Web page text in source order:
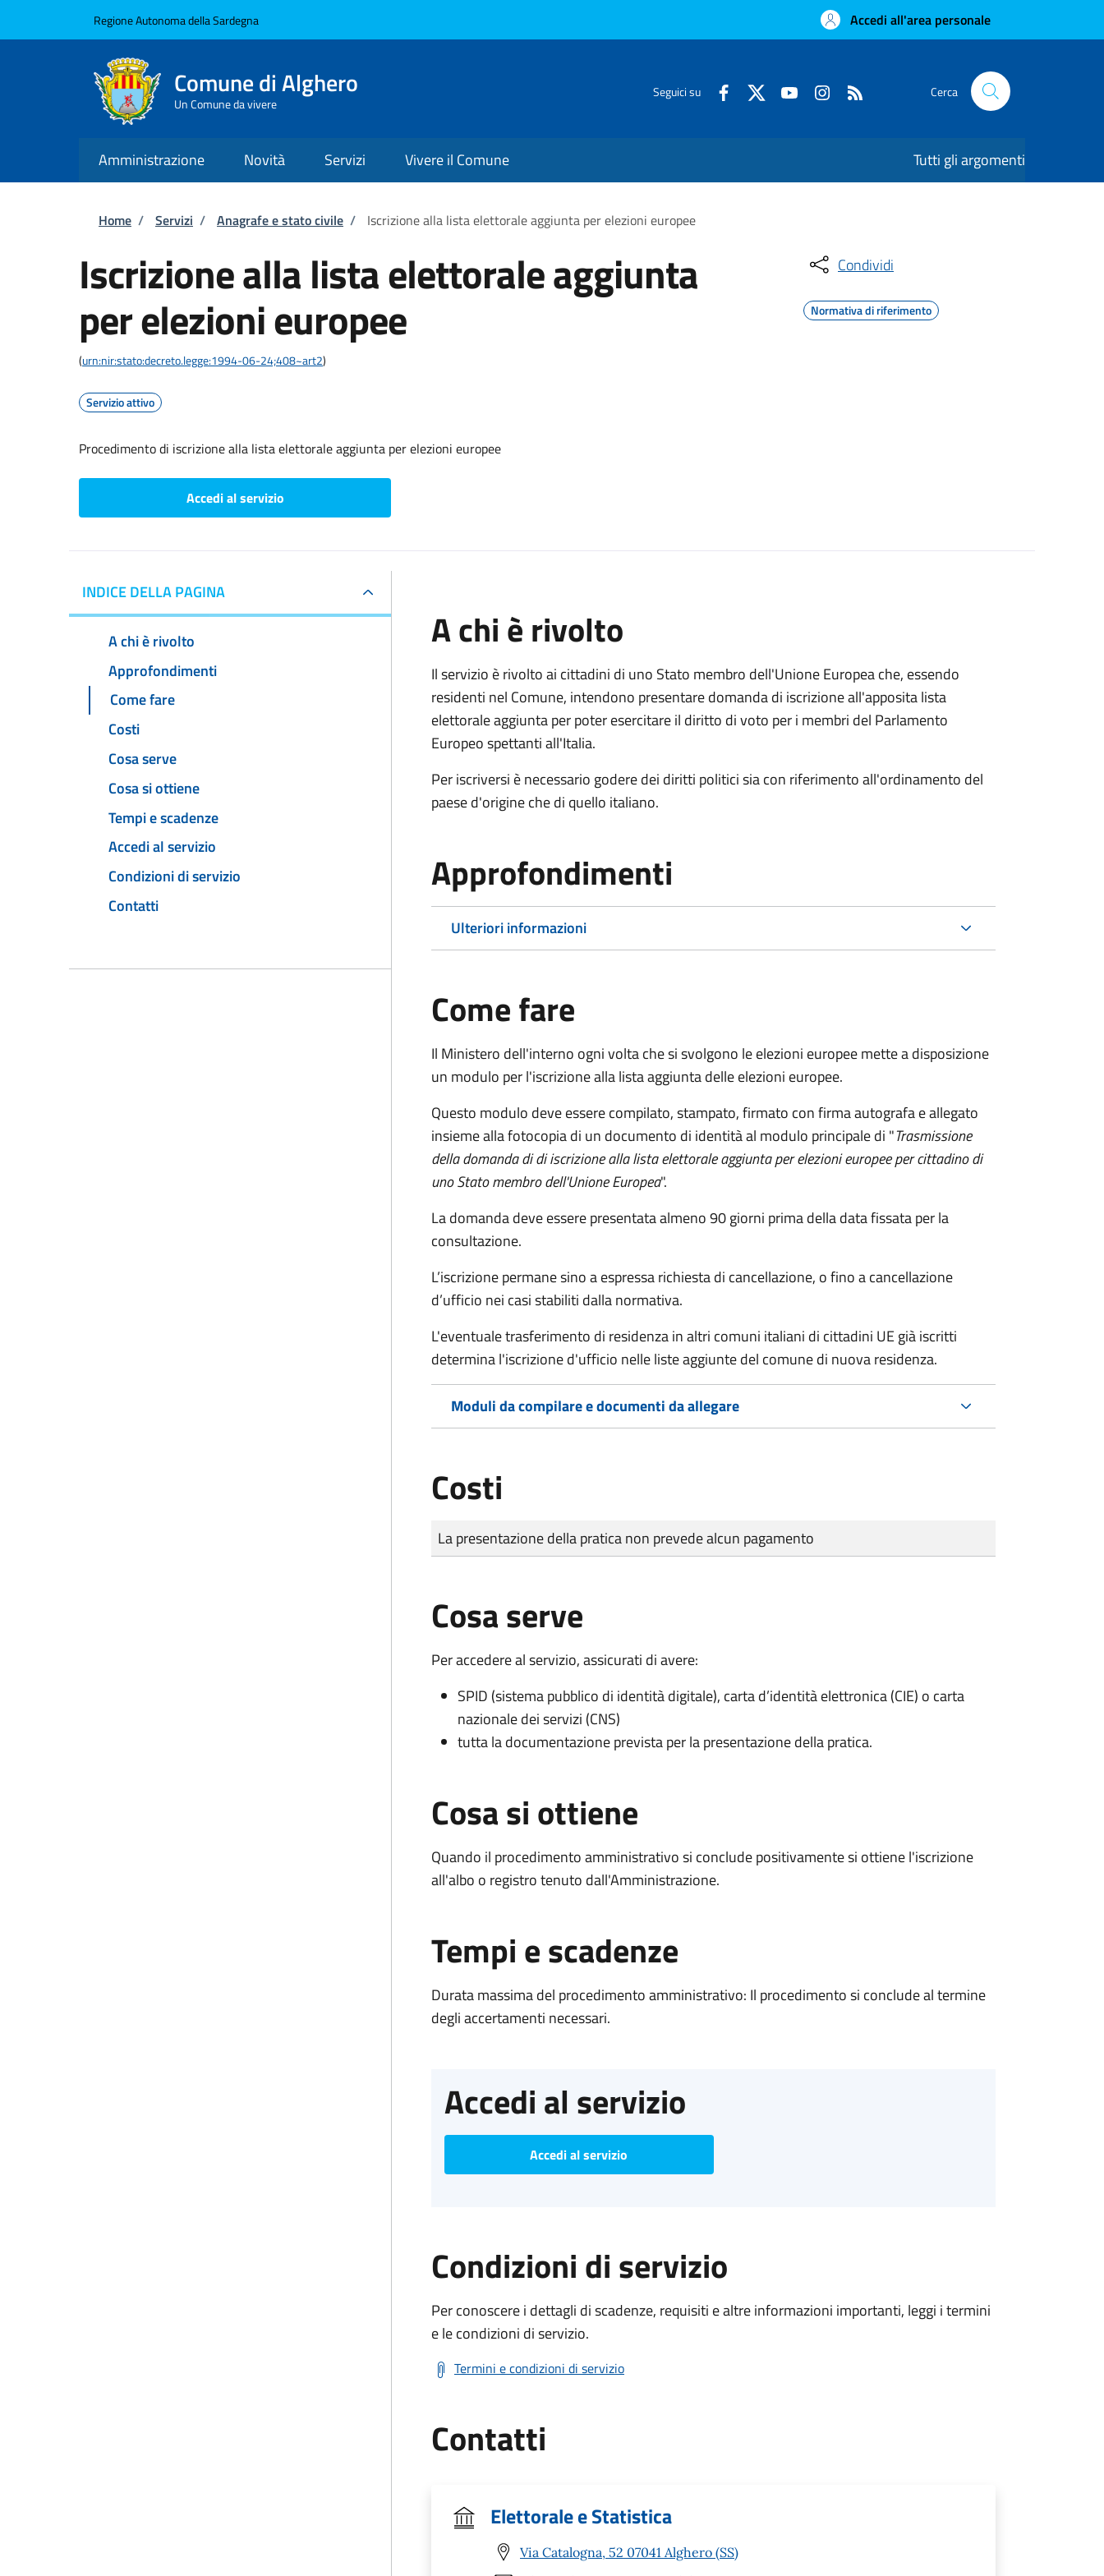
Regione Autonoma della Sardegna Accedi all'area personale
Comune di Alghero
Un Comune da vivere
Seguici su Cerca
Amministrazione Novità Servizi Vivere il Comune Tutti gli argomenti
Briciole di pane
Home / Servizi / Anagrafe e stato civile / Iscrizione alla lista elettorale aggiunta per elezioni europee
Iscrizione alla lista elettorale aggiunta
per elezioni europee
(urn:nir:stato:decreto.legge:1994-06-24;408~art2)
Servizio attivo
Procedimento di iscrizione alla lista elettorale aggiunta per elezioni europee
Accedi al servizio
Condividi
Normativa di riferimento
INDICE DELLA PAGINA
A chi è rivolto
Approfondimenti
Come fare
Costi
Cosa serve
Cosa si ottiene
Tempi e scadenze
Accedi al servizio
Condizioni di servizio
Contatti
A chi è rivolto
Il servizio è rivolto ai cittadini di uno Stato membro dell'Unione Europea che, essendo
residenti nel Comune, intendono presentare domanda di iscrizione all'apposita lista
elettorale aggiunta per poter esercitare il diritto di voto per i membri del Parlamento
Europeo spettanti all'Italia.
Per iscriversi è necessario godere dei diritti politici sia con riferimento all'ordinamento del
paese d'origine che di quello italiano.
Approfondimenti
Ulteriori informazioni
Come fare
Il Ministero dell'interno ogni volta che si svolgono le elezioni europee mette a disposizione
un modulo per l'iscrizione alla lista aggiunta delle elezioni europee.
Questo modulo deve essere compilato, stampato, firmato con firma autografa e allegato
insieme alla fotocopia di un documento di identità al modulo principale di "Trasmissione
della domanda di di iscrizione alla lista elettorale aggiunta per elezioni europee per cittadino di
uno Stato membro dell'Unione Europea".
La domanda deve essere presentata almeno 90 giorni prima della data fissata per la
consultazione.
L’iscrizione permane sino a espressa richiesta di cancellazione, o fino a cancellazione
d’ufficio nei casi stabiliti dalla normativa.
L'eventuale trasferimento di residenza in altri comuni italiani di cittadini UE già iscritti
determina l'iscrizione d'ufficio nelle liste aggiunte del comune di nuova residenza.
Moduli da compilare e documenti da allegare
Costi
Tipo di pagamento
Importo
La presentazione della pratica non prevede alcun pagamento
Cosa serve
Per accedere al servizio, assicurati di avere:
SPID (sistema pubblico di identità digitale), carta d’identità elettronica (CIE) o carta
nazionale dei servizi (CNS)
tutta la documentazione prevista per la presentazione della pratica.
Cosa si ottiene
Quando il procedimento amministrativo si conclude positivamente si ottiene l'iscrizione
all'albo o registro tenuto dall'Amministrazione.
Tempi e scadenze
Durata massima del procedimento amministrativo: Il procedimento si conclude al termine
degli accertamenti necessari.
Accedi al servizio
Accedi al servizio
Condizioni di servizio
Per conoscere i dettagli di scadenze, requisiti e altre informazioni importanti, leggi i termini
e le condizioni di servizio.
Termini e condizioni di servizio
Contatti
Elettorale e Statistica
Via Catalogna, 52 07041 Alghero (SS)